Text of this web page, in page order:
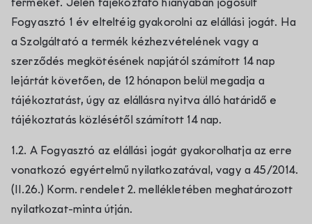
Fogyasztó 1 év elteltéig gyakorolni az elállási jogát. Ha
a Szolgáltató a termék kézhezvételének vagy a
szerződés megkötésének napjától számított 14 nap
lejártát követően, de 12 hónapon belül megadja a
tájékoztatást, úgy az elállásra nyitva álló határidő e
tájékoztatás közlésétől számított 14 nap.
1.2. A Fogyasztó az elállási jogát gyakorolhatja az erre
vonatkozó egyértelmű nyilatkozatával, vagy a 45/2014.
(II.26.) Korm. rendelet 2. mellékletében meghatározott
nyilatkozat-minta útján.